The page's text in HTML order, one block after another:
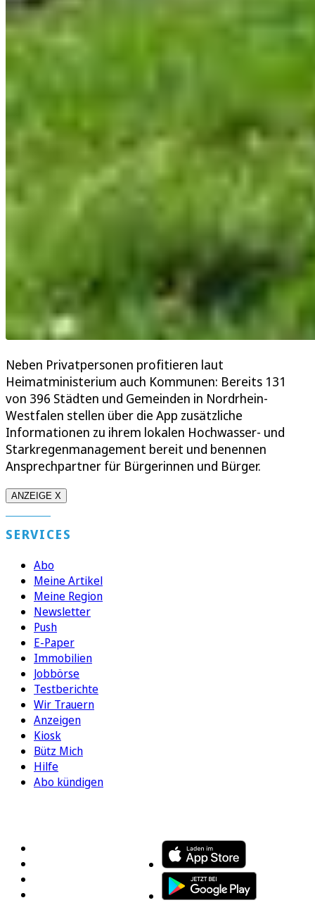
Neben Privatpersonen profitieren laut
Heimatministerium auch Kommunen: Bereits 131
von 396 Städten und Gemeinden in Nordrhein-
Westfalen stellen über die App zusätzliche
Informationen zu ihrem lokalen Hochwasser- und
Starkregenmanagement bereit und benennen
Ansprechpartner für Bürgerinnen und Bürger.
ANZEIGE X
SERVICES
Abo
Meine Artikel
Meine Region
Newsletter
Push
E-Paper
Immobilien
Jobbörse
Testberichte
Wir Trauern
Anzeigen
Kiosk
Bütz Mich
Hilfe
Abo kündigen